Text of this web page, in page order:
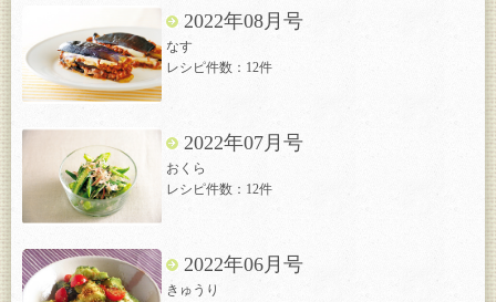
2022年08月号
なす
レシピ件数：12件
2022年07月号
おくら
レシピ件数：12件
2022年06月号
きゅうり